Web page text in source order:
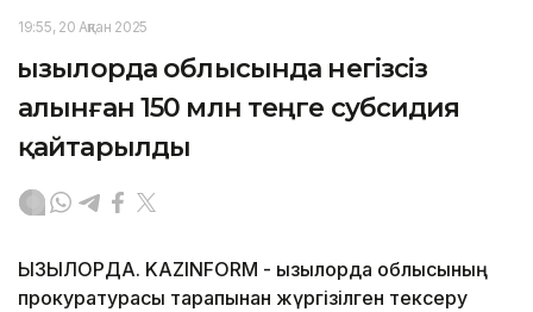
19:55, 20 Ақпан 2025
Қызылорда облысында негізсіз
алынған 150 млн теңге субсидия
қайтарылды
ҚЫЗЫЛОРДА. KAZINFORM - Қызылорда облысының
прокуратурасы тарапынан жүргізілген тексеру